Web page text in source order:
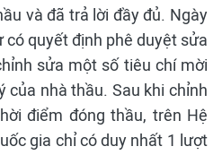
và đã trả lời đầy đủ. Ngày
quyết định phê duyệt sửa
sửa một số tiêu chí mời
của nhà thầu. Sau khi chỉnh
điểm đóng thầu, trên Hệ
gia chỉ có duy nhất 1 lượt